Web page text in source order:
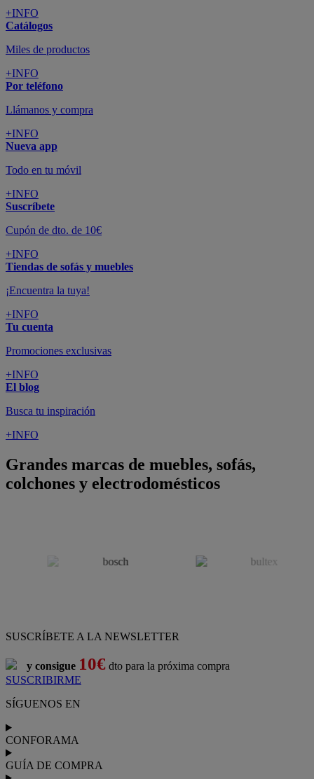
+INFO
Catálogos
Miles de productos
+INFO
Por teléfono
Llámanos y compra
+INFO
Nueva app
Todo en tu móvil
+INFO
Suscríbete
Cupón de dto. de 10€
+INFO
Tiendas de sofás y muebles
¡Encuentra la tuya!
+INFO
Tu cuenta
Promociones exclusivas
+INFO
El blog
Busca tu inspiración
+INFO
Grandes marcas de muebles, sofás,
colchones y electrodomésticos
SUSCRÍBETE A LA NEWSLETTER
y consigue 10€ dto para la próxima compra
SUSCRIBIRME
SÍGUENOS EN
CONFORAMA
GUÍA DE COMPRA